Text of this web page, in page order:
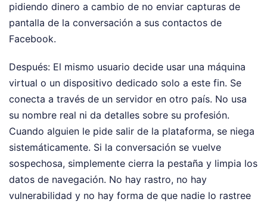
pidiendo dinero a cambio de no enviar capturas de
pantalla de la conversación a sus contactos de
Facebook.
Después: El mismo usuario decide usar una máquina
virtual o un dispositivo dedicado solo a este fin. Se
conecta a través de un servidor en otro país. No usa
su nombre real ni da detalles sobre su profesión.
Cuando alguien le pide salir de la plataforma, se niega
sistemáticamente. Si la conversación se vuelve
sospechosa, simplemente cierra la pestaña y limpia los
datos de navegación. No hay rastro, no hay
vulnerabilidad y no hay forma de que nadie lo rastree